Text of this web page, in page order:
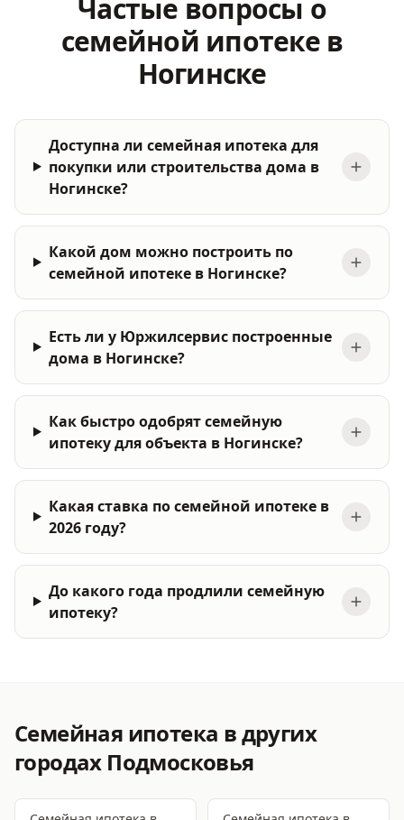
Частые вопросы о
семейной ипотеке в
Ногинске
Доступна ли семейная ипотека для
покупки или строительства дома в
Ногинске?
Какой дом можно построить по
семейной ипотеке в Ногинске?
Есть ли у Юржилсервис построенные
дома в Ногинске?
Как быстро одобрят семейную
ипотеку для объекта в Ногинске?
Какая ставка по семейной ипотеке в
2026 году?
До какого года продлили семейную
ипотеку?
Семейная ипотека в других
городах Подмосковья